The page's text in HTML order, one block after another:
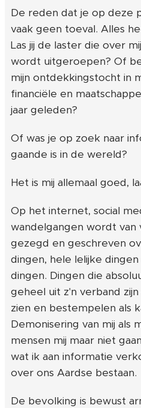
De reden dat je op deze
vaak geen toeval. Alles
Las jij de laster die over
wordt uitgeroepen? Of
mijn ontdekkingstocht in
financiële en
jaar geleden?
Of was je op zoek naar
gaande is in de wereld?
Het is mij allemaal goed,
Op het internet, social
wandelgangen wordt van
gezegd en geschreven
dingen, hele lelijke
dingen. Dingen die
geheel uit z'n verband
zien en bestempelen als
Demonisering van mij als
mensen mij maar niet
wat ik aan informatie
over ons Aardse bestaan.
De bevolking is bewust